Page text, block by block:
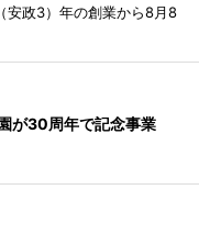
安政3）年の創業から8月8
が30周年で記念事業